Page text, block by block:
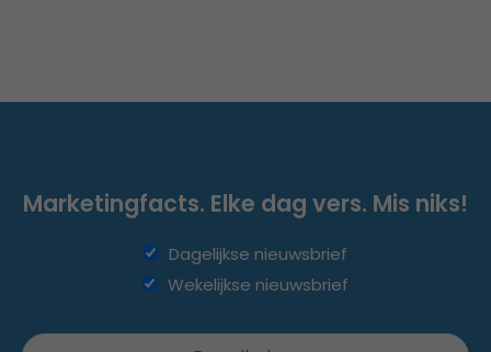
Marketingfacts. Elke dag vers. Mis niks!
Dagelijkse nieuwsbrief
Wekelijkse nieuwsbrief